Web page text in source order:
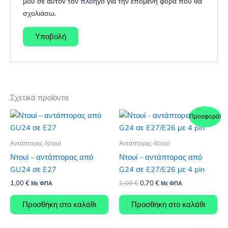
σχολιάσω.
Σχετικά προϊόντα
Αντάπτορες-Ντουί
Ντουί – αντάπτορας από
GU24 σε E27
1,00€ Με ΦΠΑ
Προσθήκη στο καλάθι
Προσφορά!
Αντάπτορες-Ντουί
Ντουί – αντάπτορας από
G24 σε E27/E26 με 4 pin
1,00€Original
was:
1,00 €.
0,70€Η
είναι:
0,70 €.
Με ΦΠΑ
Προσθήκη στο καλάθι